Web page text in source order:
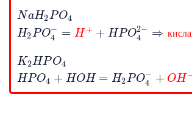
NaH2PO4
H2PO−
4
= H + + HPO2−
4
⇒ кисла
K2HPO4
HPO4 + HOH = H2PO−
4
+ OH